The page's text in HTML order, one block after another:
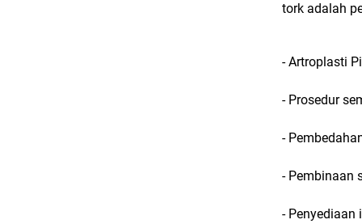
tork adalah
- Artroplasti
- Prosedur
-
- Pembinaan
-